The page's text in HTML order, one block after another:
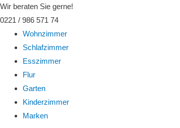
Wir beraten Sie gerne!
0221 / 986 571 74
Wohnzimmer
Schlafzimmer
Esszimmer
Flur
Garten
Kinderzimmer
Marken